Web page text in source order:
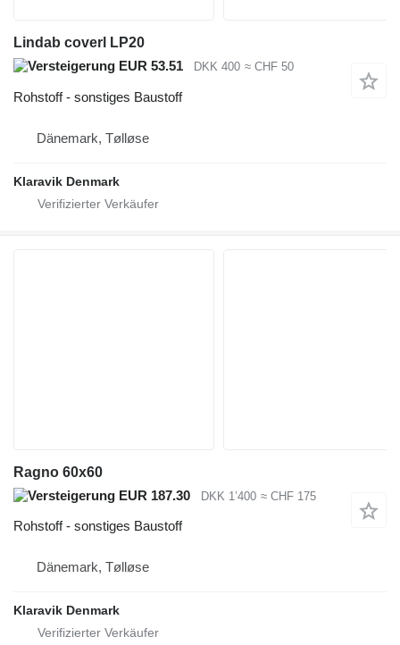
Lindab coverl LP20
EUR 53.51
DKK 400 ≈ CHF 50
Rohstoff - sonstiges Baustoff
Dänemark, Tølløse
Klaravik Denmark
Ragno 60x60
EUR 187.30
DKK 1’400 ≈ CHF 175
Rohstoff - sonstiges Baustoff
Dänemark, Tølløse
Klaravik Denmark